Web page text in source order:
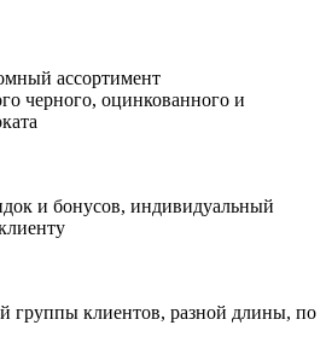
ассортимент
черного, оцинкованного и
и бонусов, индивидуальный
группы клиентов, разной длины, по